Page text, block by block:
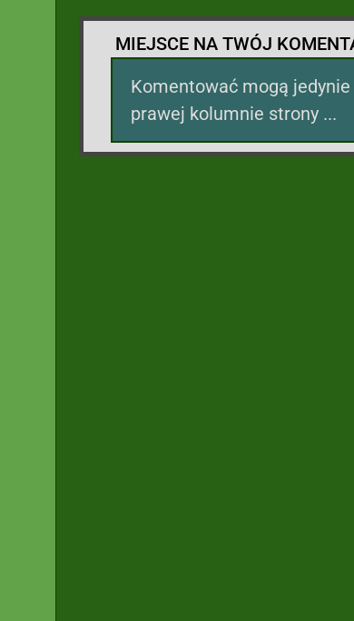
MIEJSCE NA TWÓJ
Komentować mogą
prawej kolumnie strony ...